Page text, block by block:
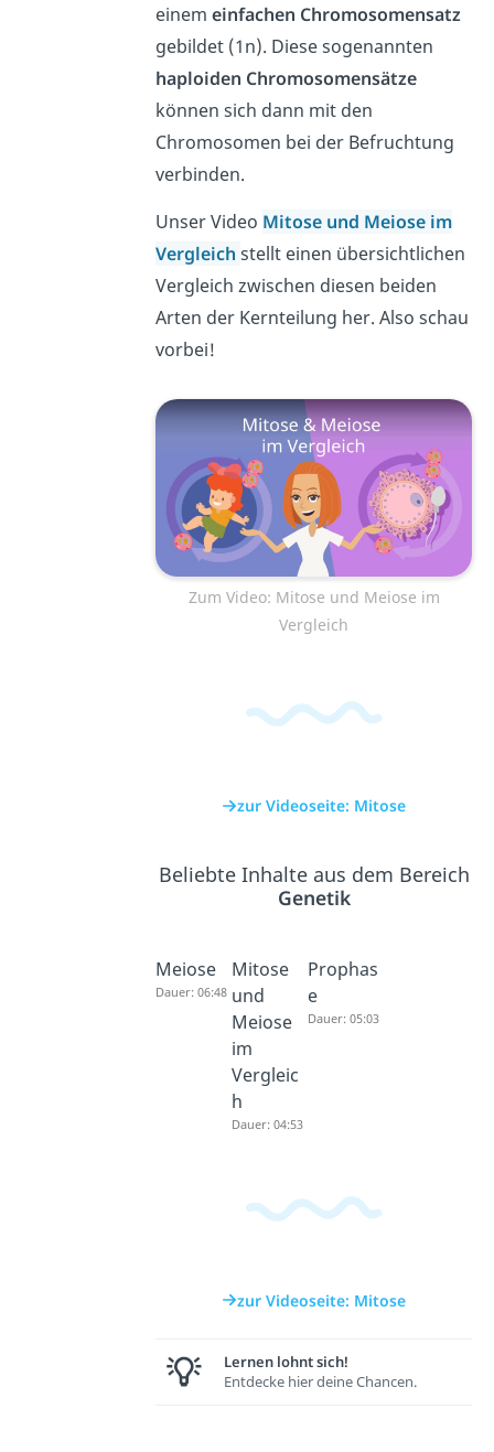
einemeinfachen Chromosomensatz
gebildet (1n). Diese sogenannten
haploiden Chromosomensätze
können sich dann mit den
Chromosomen bei der Befruchtung
verbinden.
Unser Video Mitose und Meiose im
Vergleichstellt einen übersichtlichen
Vergleich zwischen diesen beiden
Arten der Kernteilung her. Also schau
vorbei!
Zum Video: Mitose und Meiose im
Vergleich
zur Videoseite: Mitose
Beliebte Inhalte aus dem Bereich
Genetik
Meiose
Dauer: 06:48
Mitose
und
Meiose
im
Vergleic
h
Dauer: 04:53
Prophas
e
Dauer: 05:03
zur Videoseite: Mitose
Lernen lohnt sich!
Entdecke hier deine Chancen.